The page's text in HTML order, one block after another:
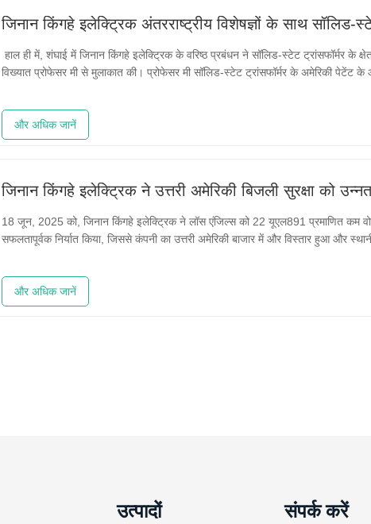
हाल ही में, शंघाई में जिनान किंगहे इलेक्ट्रिक के वरिष्ठ प्रबंधन ने सॉलिड-स्टेट ट्रांसफॉर्मर के
विख्यात प्रोफेसर मी से मुलाकात की। प्रोफेसर मी सॉलिड-स्टेट ट्रांसफॉर्मर के अमेरिकी पेटेंट
और अधिक जानें
18 जून, 2025 को, जिनान किंगहे इलेक्ट्रिक ने लॉस एंजिल्स को 22 यूएल891 प्रमाणित कम
सफलतापूर्वक निर्यात किया, जिससे कंपनी का उत्तरी अमेरिकी बाजार में और विस्तार हुआ और
और अधिक जानें
उत्पादों संपर्क करें